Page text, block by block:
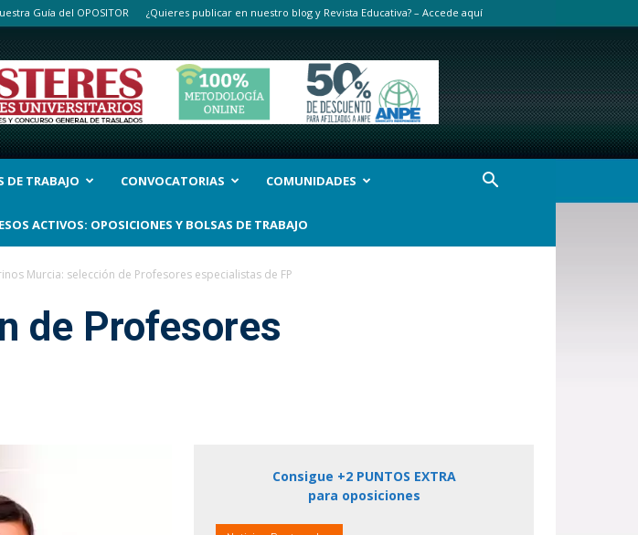
Guía del OPOSITOR ¿Quieres publicar en nuestro blog y Revista Educativa? – Accede aquí
DE TRABAJO CONVOCATORIAS COMUNIDADES
ACTIVOS: OPOSICIONES Y BOLSAS DE TRABAJO
Murcia: selección de Profesores especialistas de FP
de Profesores
Consigue +2 PUNTOS EXTRA
para oposiciones